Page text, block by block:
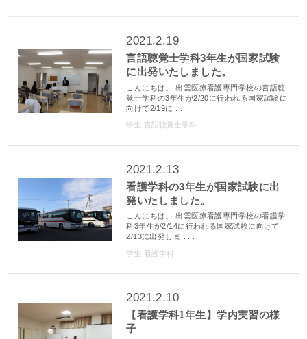
2021.2.19
言語聴覚士学科3年生が国家試験
に出発いたしました。
こんにちは。 出雲医療看護専門学校の言語聴
覚士学科の3年生が2/20に行われる国家試験に
向けて2/19に . . .
学生 言語聴覚士学科
2021.2.13
看護学科の3年生が国家試験に出
発いたしました。
こんにちは。 出雲医療看護専門学校の看護学
科3年生が2/14に行われる国家試験に向けて
2/13に出発しま . . .
学生 看護学科
2021.2.10
【看護学科1年生】学内実習の様
子